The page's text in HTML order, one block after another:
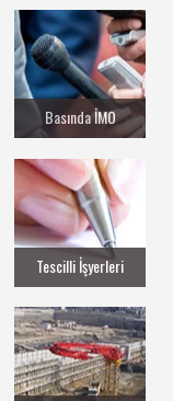
Basında İMO
Tescilli İşyerleri